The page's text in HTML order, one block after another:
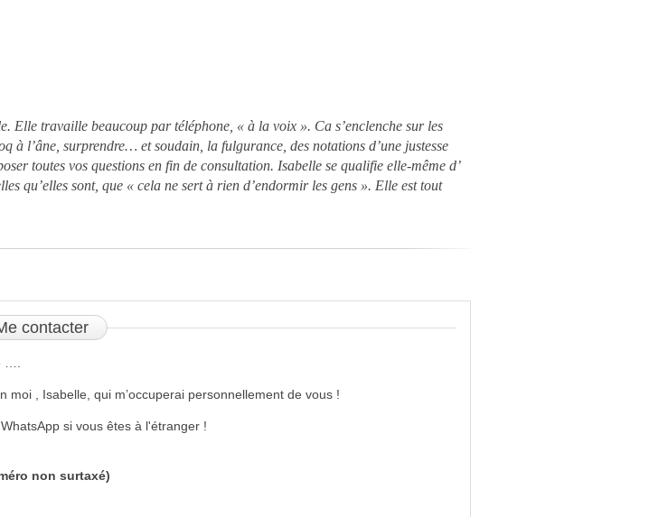
Elle travaille beaucoup par téléphone, « à la voix ». Ca s’enclenche sur les
à l’âne, surprendre… et soudain, la fulgurance, des notations d’une justesse
toutes vos questions en fin de consultation. Isabelle se qualifie elle-même d’
qu’elles sont, que « cela ne sert à rien d’endormir les gens ». Elle est tout
contacter
….
moi , Isabelle, qui m’occuperai personnellement de vous !
si vous êtes à l'étranger !
non surtaxé)